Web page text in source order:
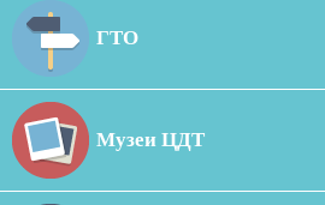
ГТО
Музеи ЦДТ